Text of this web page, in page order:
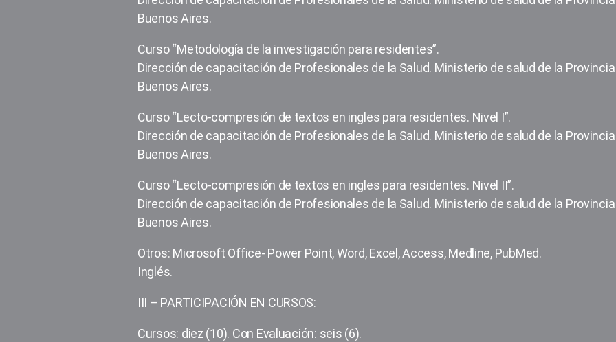
Buenos Aires.
Curso “Metodología de la investigación para residentes”.
Dirección de capacitación de Profesionales de la Salud. Ministerio de salud de la
Buenos Aires.
Curso “Lecto-compresión de textos en ingles para residentes. Nivel I”.
Dirección de capacitación de Profesionales de la Salud. Ministerio de salud de la
Buenos Aires.
Curso “Lecto-compresión de textos en ingles para residentes. Nivel II”.
Dirección de capacitación de Profesionales de la Salud. Ministerio de salud de la
Buenos Aires.
Otros: Microsoft Office- Power Point, Word, Excel, Access, Medline, PubMed.
Inglés.
III – PARTICIPACIÓN EN CURSOS:
Cursos: diez (10). Con Evaluación: seis (6).